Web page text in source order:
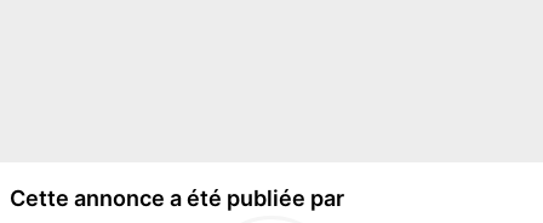
Cette annonce a été publiée par